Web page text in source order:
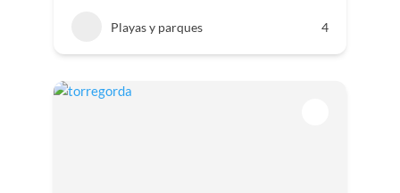
Playas y parques 4